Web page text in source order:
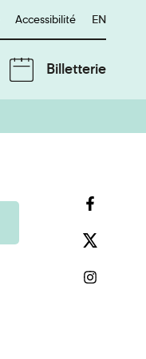
Accessibilité English
EN
Billetterie